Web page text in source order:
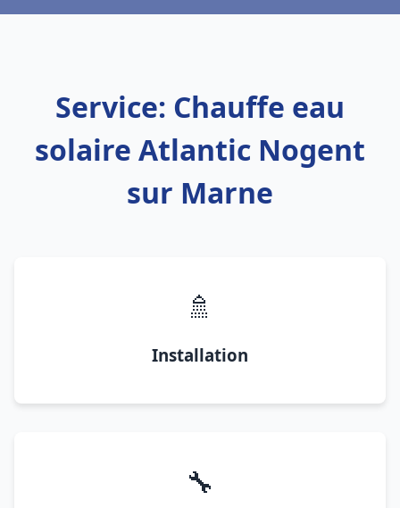
Service: Chauffe eau
solaire Atlantic Nogent
sur Marne
🚿
Installation
🔧